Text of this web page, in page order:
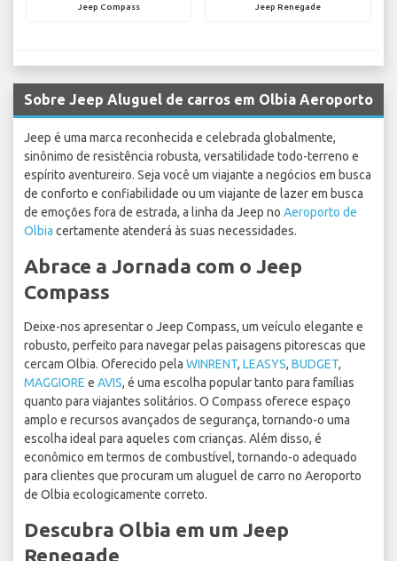
Jeep Compass Jeep Renegade
Sobre Jeep Aluguel de carros em Olbia Aeroporto
Jeep é uma marca reconhecida e celebrada globalmente,
sinônimo de resistência robusta, versatilidade todo-terreno e
espírito aventureiro. Seja você um viajante a negócios em busca
de conforto e confiabilidade ou um viajante de lazer em busca
de emoções fora de estrada, a linha da Jeep no Aeroporto de
Olbia certamente atenderá às suas necessidades.
Abrace a Jornada com o Jeep
Compass
Deixe-nos apresentar o Jeep Compass, um veículo elegante e
robusto, perfeito para navegar pelas paisagens pitorescas que
cercam Olbia. Oferecido pela WINRENT, LEASYS, BUDGET,
MAGGIORE e AVIS, é uma escolha popular tanto para famílias
quanto para viajantes solitários. O Compass oferece espaço
amplo e recursos avançados de segurança, tornando-o uma
escolha ideal para aqueles com crianças. Além disso, é
econômico em termos de combustível, tornando-o adequado
para clientes que procuram um aluguel de carro no Aeroporto
de Olbia ecologicamente correto.
Descubra Olbia em um Jeep
Renegade